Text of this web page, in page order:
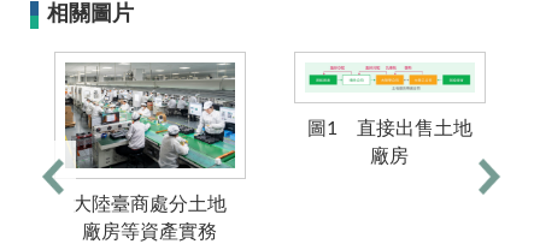
相關圖片
大陸臺商處分土地
廠房等資產實務
圖1 直接出售土地
廠房